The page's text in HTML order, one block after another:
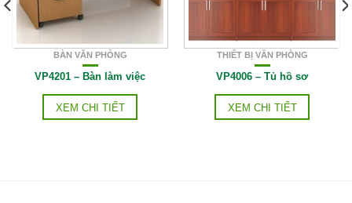
BÀN VĂN PHÒNG
VP4201 – Bàn làm việc
XEM CHI TIẾT
THIẾT BỊ VĂN PHÒNG
VP4006 – Tủ hồ sơ
XEM CHI TIẾT